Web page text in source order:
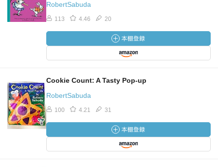
RobertSabuda
113 4.46 20
Cookie Count: A Tasty Pop-up
RobertSabuda
100 4.21 31